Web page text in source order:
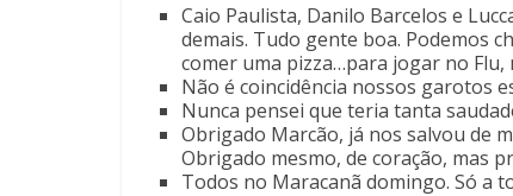
Caio Paulista, Danilo Barcelos e
demais. Tudo gente boa. Podemos
comer uma pizza…para jogar no Flu,
Não é coincidência nossos garotos
Nunca pensei que teria tanta
Obrigado Marcão, já nos salvou de
Obrigado mesmo, de coração, mas
Todos no Maracanã domingo. Só a